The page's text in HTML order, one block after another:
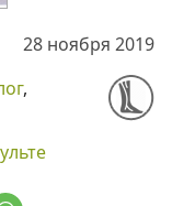
28 ноября 2019
,